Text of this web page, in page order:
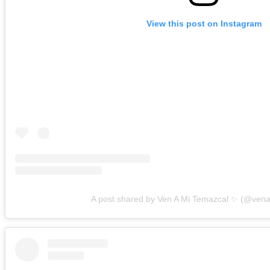
View this post on Instagram
A post shared by Ven A Mi Temazcal ✨